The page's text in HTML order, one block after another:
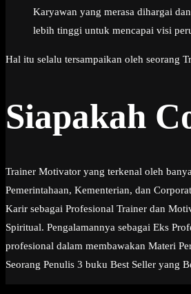
Karyawan yang merasa dihargai
lebih tinggi untuk mencapai visi
Hal itu selalu tersampaikan oleh seorang
Siapakah
Trainer Motivator yang terkenal oleh
Pemerintahaan, Kementerian, dan
Karir sebagai Profesional Trainer dan
Spiritual. Pengalamannya sebagai Eks
profesional dalam membawakan Materi
Seorang Penulis 3 buku Best Seller yang